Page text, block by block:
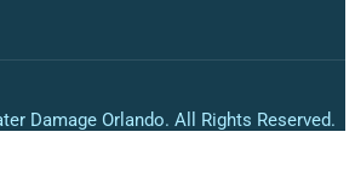
Damage Orlando. All Rights Reserved.